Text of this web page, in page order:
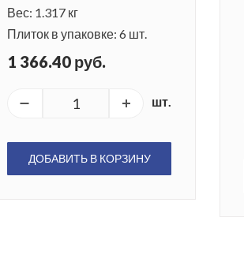
Вес: 1.317 кг
Плиток в упаковке: 6 шт.
1 366.40 руб.
шт.
ДОБАВИТЬ В КОРЗИНУ